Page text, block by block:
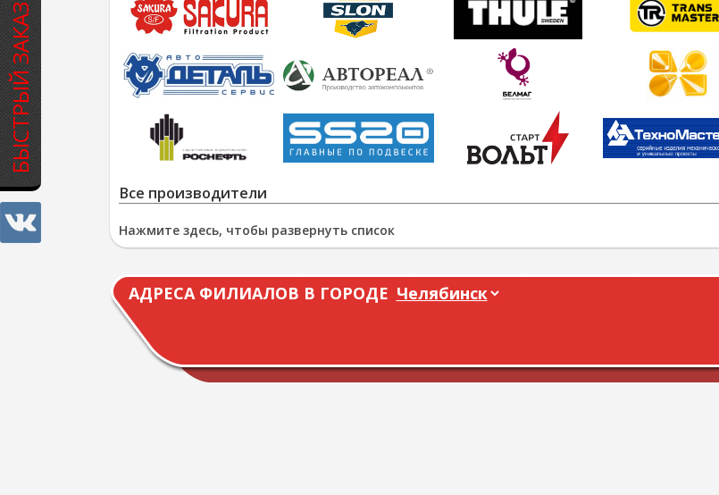
БЫСТРЫЙ ЗАКАЗ
Все производители
Нажмите здесь, чтобы развернуть список
АДРЕСА ФИЛИАЛОВ В ГОРОДЕ